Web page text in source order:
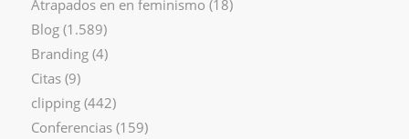
Atrapados en en feminismo (18)
Blog(1.589)
Branding(4)
Citas(9)
clipping(442)
Conferencias(159)